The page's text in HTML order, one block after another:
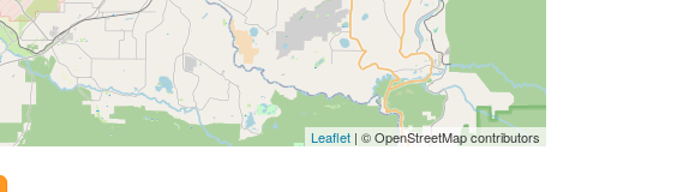
Leaflet | © OpenStreetMap contributors